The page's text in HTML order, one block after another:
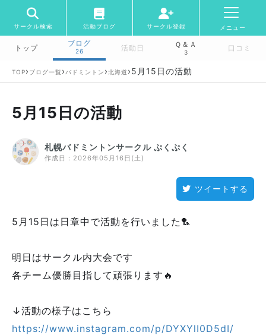
サークル検索 活動ブログ サークル登録 メニュー
トップ
ブログ
26 活動日 Ｑ＆Ａ
3 口コミ
TOP› ブログ一覧 › バドミントン ›北海道 ›5月15日の活動
5月15日の活動
札幌バドミントンサークル ぷくぷく
作成日： 2026年05月16日(土)
ツイートする
5月15日は日章中で活動を行いました🏸
明日はサークル内大会です
各チーム優勝目指して頑張ります🔥
↓活動の様子はこちら
https://www.instagram.com/p/DYXYlI0D5dI/